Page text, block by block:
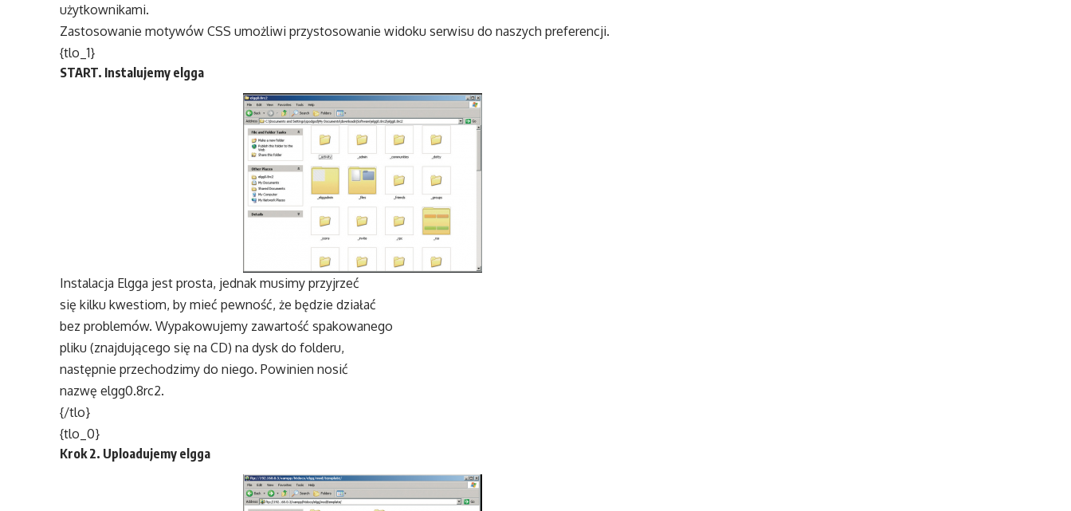
użytkownikami.
Zastosowanie motywów CSS umożliwi przystosowanie widoku serwisu do naszych preferencji.
{tlo_1}
START. Instalujemy elgga
Instalacja Elgga jest prosta, jednak musimy przyjrzeć
się kilku kwestiom, by mieć pewność, że będzie działać
bez problemów. Wypakowujemy zawartość spakowanego
pliku (znajdującego się na CD) na dysk do folderu,
następnie przechodzimy do niego. Powinien nosić
nazwę elgg0.8rc2.
{/tlo}
{tlo_0}
Krok 2. Uploadujemy elgga